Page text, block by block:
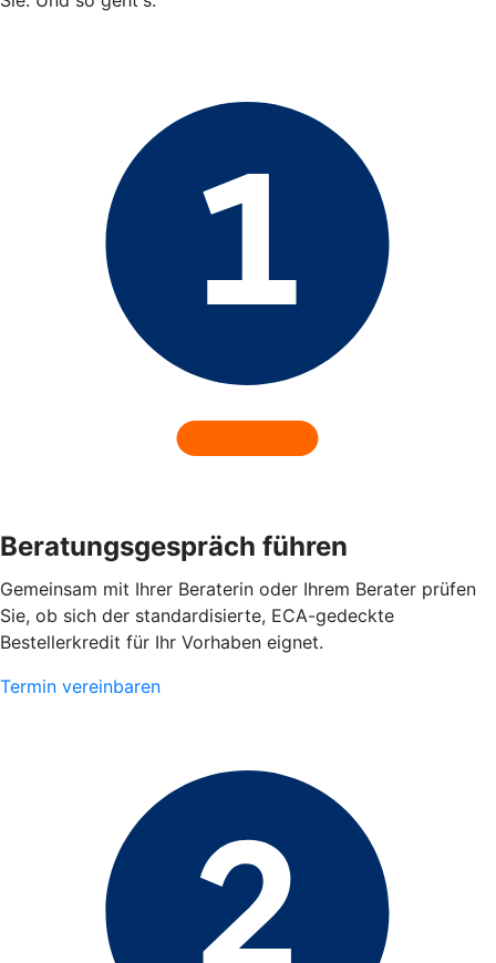
Beratungsgespräch führen
Gemeinsam mit Ihrer Beraterin oder Ihrem Berater prüfen
Sie, ob sich der standardisierte, ECA-gedeckte
Bestellerkredit für Ihr Vorhaben eignet.
Termin vereinbaren